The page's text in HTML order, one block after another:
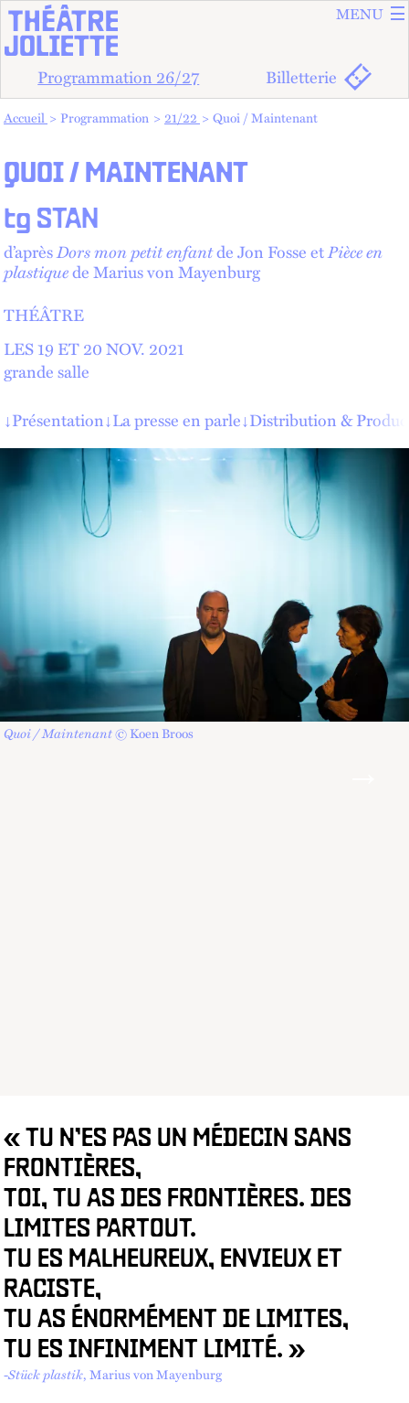
ALLER
ALLER
MENU
Programmation 26/27 Billetterie
Vous êtes dans :
Accueil Programmation 21/22 Quoi / Maintenant
QUOI / MAINTENANT
tg STAN
d’aprèsDors mon petit enfantde Jon Fosse etPièce en
plastiquede Marius von Mayenburg
THÉÂTRE
LES 19 ET20NOV. 2021
grande salle
↓Présentation↓La presse en parle↓Distribution &
Quoi / Maintenant© Koen Broos
« TU N’ES PAS UN MÉDECIN SANS
FRONTIÈRES,
TOI, TU AS DES FRONTIÈRES. DES
LIMITES PARTOUT.
TU ES MALHEUREUX, ENVIEUX ET
RACISTE,
TU AS ÉNORMÉMENT DE LIMITES,
TU ES INFINIMENT LIMITÉ. »
-Stück plastik, Marius von Mayenburg